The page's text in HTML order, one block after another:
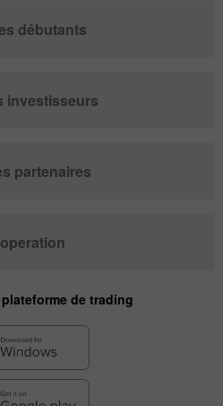
débutants
investisseurs
partenaires
de trading